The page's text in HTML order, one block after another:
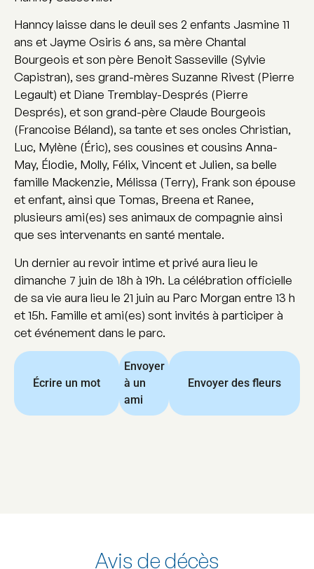
Hanncy laisse dans le deuil ses 2 enfants Jasmine 11
ans et Jayme Osiris 6 ans, sa mère Chantal
Bourgeois et son père Benoit Sasseville (Sylvie
Capistran), ses grand-mères Suzanne Rivest (Pierre
Legault) et Diane Tremblay-Després (Pierre
Després), et son grand-père Claude Bourgeois
(Francoise Béland), sa tante et ses oncles Christian,
Luc, Mylène (Éric), ses cousines et cousins Anna-
May, Élodie, Molly, Félix, Vincent et Julien, sa belle
famille Mackenzie, Mélissa (Terry), Frank son épouse
et enfant, ainsi que Tomas, Breena et Ranee,
plusieurs ami(es) ses animaux de compagnie ainsi
que ses intervenants en santé mentale.
Un dernier au revoir intime et privé aura lieu le
dimanche 7 juin de 18h à 19h. La célébration officielle
de sa vie aura lieu le 21 juin au Parc Morgan entre 13 h
et 15h. Famille et ami(es) sont invités à participer à
cet événement dans le parc.
Écrire un mot
Envoyer
à un
ami
Envoyer des fleurs
Avis de décès